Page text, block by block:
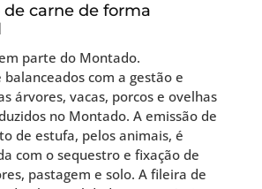
de carne de forma
parte do Montado.
com a gestão e
árvores, vacas, porcos e ovelhas
no Montado. A emissão de
de estufa, pelos animais, é
com o sequestro e fixação de
pastagem e solo. A fileira de